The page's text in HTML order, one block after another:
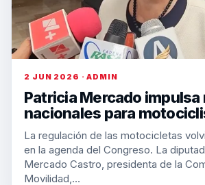
2 JUN 2026 · ADMIN
Patricia Mercado impulsa
nacionales para
La regulación de las motocicletas
en la agenda del Congreso. La
Mercado Castro, presidenta de la
Movilidad,…